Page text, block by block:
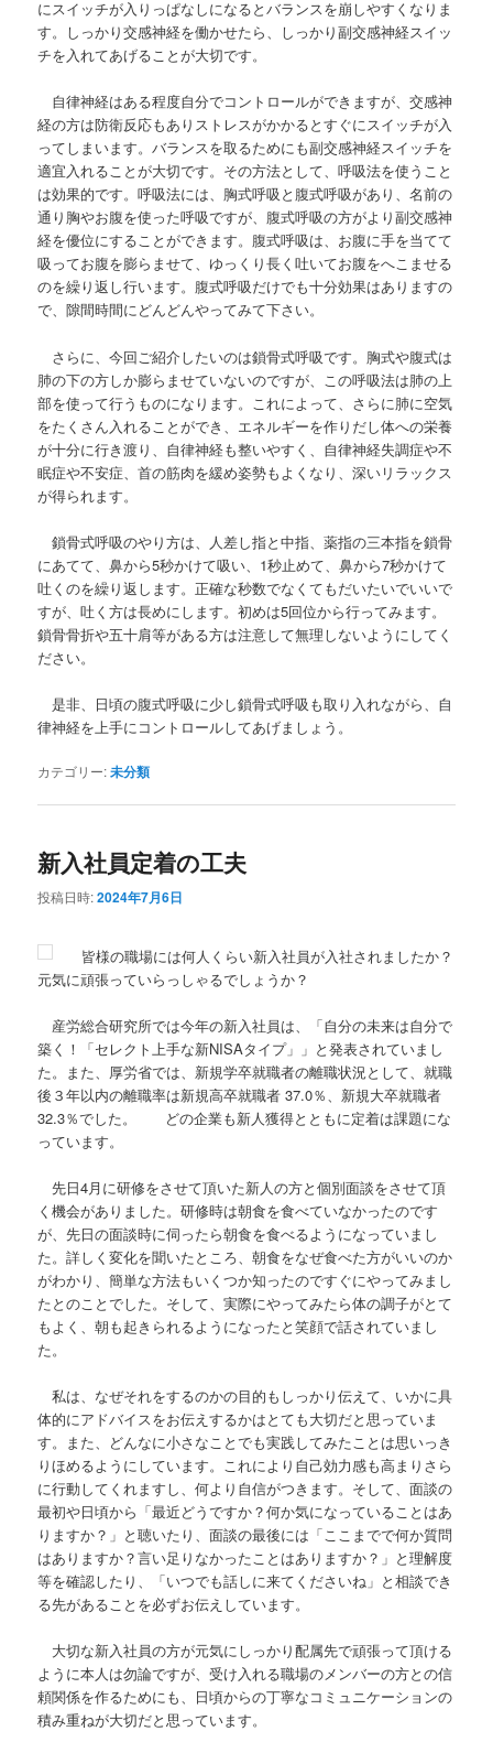
にスイッチが入りっぱなしになるとバランスを崩しやすくなりま
す。しっかり交感神経を働かせたら、しっかり副交感神経スイッ
チを入れてあげることが大切です。
自律神経はある程度自分でコントロールができますが、交感神
経の方は防衛反応もありストレスがかかるとすぐにスイッチが入
ってしまいます。バランスを取るためにも副交感神経スイッチを
適宜入れることが大切です。その方法として、呼吸法を使うこと
は効果的です。呼吸法には、胸式呼吸と腹式呼吸があり、名前の
通り胸やお腹を使った呼吸ですが、腹式呼吸の方がより副交感神
経を優位にすることができます。腹式呼吸は、お腹に手を当てて
吸ってお腹を膨らませて、ゆっくり長く吐いてお腹をへこませる
のを繰り返し行います。腹式呼吸だけでも十分効果はありますの
で、隙間時間にどんどんやってみて下さい。
さらに、今回ご紹介したいのは鎖骨式呼吸です。胸式や腹式は
肺の下の方しか膨らませていないのですが、この呼吸法は肺の上
部を使って行うものになります。これによって、さらに肺に空気
をたくさん入れることができ、エネルギーを作りだし体への栄養
が十分に行き渡り、自律神経も整いやすく、自律神経失調症や不
眠症や不安症、首の筋肉を緩め姿勢もよくなり、深いリラックス
が得られます。
鎖骨式呼吸のやり方は、人差し指と中指、薬指の三本指を鎖骨
にあてて、鼻から5秒かけて吸い、1秒止めて、鼻から7秒かけて
吐くのを繰り返します。正確な秒数でなくてもだいたいでいいで
すが、吐く方は長めにします。初めは5回位から行ってみます。
鎖骨骨折や五十肩等がある方は注意して無理しないようにしてく
ださい。
是非、日頃の腹式呼吸に少し鎖骨式呼吸も取り入れながら、自
律神経を上手にコントロールしてあげましょう。
カテゴリー:未分類
新入社員定着の工夫
投稿日時:2024年7月6日
皆様の職場には何人くらい新入社員が入社されましたか？
元気に頑張っていらっしゃるでしょうか？
産労総合研究所では今年の新入社員は、「自分の未来は自分で
築く！「セレクト上手な新NISAタイプ」」と発表されていまし
た。また、厚労省では、新規学卒就職者の離職状況として、就職
後３年以内の離職率は新規高卒就職者 37.0％、新規大卒就職者
32.3％でした。 どの企業も新人獲得とともに定着は課題にな
っています。
先日4月に研修をさせて頂いた新人の方と個別面談をさせて頂
く機会がありました。研修時は朝食を食べていなかったのです
が、先日の面談時に伺ったら朝食を食べるようになっていまし
た。詳しく変化を聞いたところ、朝食をなぜ食べた方がいいのか
がわかり、簡単な方法もいくつか知ったのですぐにやってみまし
たとのことでした。そして、実際にやってみたら体の調子がとて
もよく、朝も起きられるようになったと笑顔で話されていまし
た。
私は、なぜそれをするのかの目的もしっかり伝えて、いかに具
体的にアドバイスをお伝えするかはとても大切だと思っていま
す。また、どんなに小さなことでも実践してみたことは思いっき
りほめるようにしています。これにより自己効力感も高まりさら
に行動してくれますし、何より自信がつきます。そして、面談の
最初や日頃から「最近どうですか？何か気になっていることはあ
りますか？」と聴いたり、面談の最後には「ここまでで何か質問
はありますか？言い足りなかったことはありますか？」と理解度
等を確認したり、「いつでも話しに来てくださいね」と相談でき
る先があることを必ずお伝えしています。
大切な新入社員の方が元気にしっかり配属先で頑張って頂ける
ように本人は勿論ですが、受け入れる職場のメンバーの方との信
頼関係を作るためにも、日頃からの丁寧なコミュニケーションの
積み重ねが大切だと思っています。